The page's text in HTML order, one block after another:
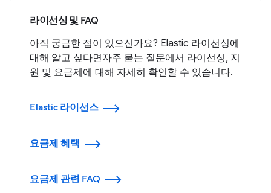
라이선싱 및 FAQ
아직 궁금한 점이 있으신가요? Elastic 라이선싱에
대해 알고 싶다면자주 묻는 질문에서 라이선싱, 지
원 및 요금제에 대해 자세히 확인할 수 있습니다.
Elastic 라이선스
요금제 혜택
요금제 관련 FAQ